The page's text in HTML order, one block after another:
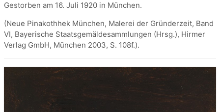
Gestorben am 16. Juli 1920 in München.
(Neue Pinakothhek München, Malerei der Gründerzeit, Band
VI, Bayerische Staatsgemäldesammlungen (Hrsg.), Hirmer
Verlag GmbH, München 2003, S. 108f.).